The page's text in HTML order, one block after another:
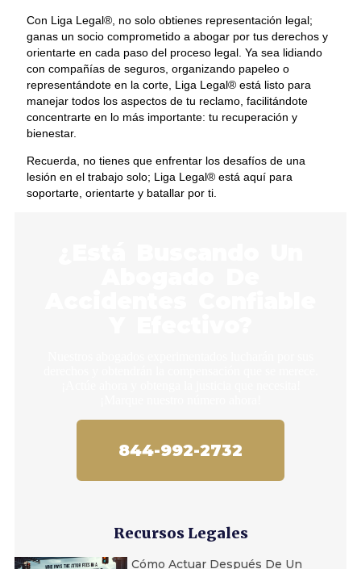
Con Liga Legal®, no solo obtienes representación legal;
ganas un socio comprometido a abogar por tus derechos y
orientarte en cada paso del proceso legal. Ya sea lidiando
con compañías de seguros, organizando papeleo o
representándote en la corte, Liga Legal® está listo para
manejar todos los aspectos de tu reclamo, facilitándote
concentrarte en lo más importante: tu recuperación y
bienestar.
Recuerda, no tienes que enfrentar los desafíos de una
lesión en el trabajo solo; Liga Legal® está aquí para
soportarte, orientarte y batallar por ti.
844-992-2732
Recursos Legales
Cómo Actuar Después De Un